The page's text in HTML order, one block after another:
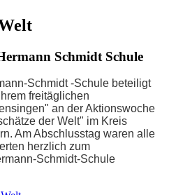
Schmidt Schule
Schmidt-Schule beteiligt
freitäglichen
an der Aktionswoche
der Welt" im Kreis
Am Abschlusstag waren alle
herzlich zum
Schmidt-Schule